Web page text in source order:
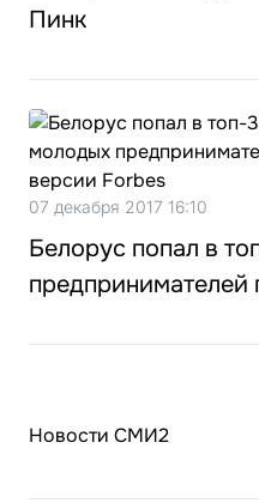
Пинк
07 декабря 2017 16:10
Белорус попал в
предпринимателей
Новости СМИ2